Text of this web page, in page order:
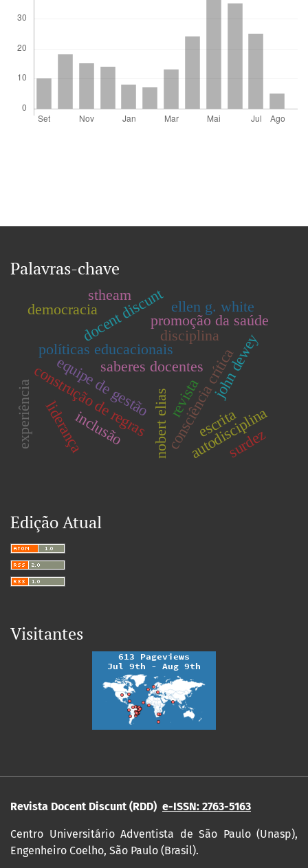
Palavras-chave
nobert eliasconsciência crítica
saberes docentes
políticas educacionais
disciplina
construção de regras autodisciplina
revista
docent discunt
liderança
equipe de gestão
promoção da saúde
john dewey
ellen g. white
democracia
experiência escrita
inclusão surdez
stheam
Edição Atual
Visitantes
Revista Docent Discunt (RDD) e-ISSN: 2763-5163
Centro Universitário Adventista de São Paulo (Unasp),
Engenheiro Coelho, São Paulo (Brasil).